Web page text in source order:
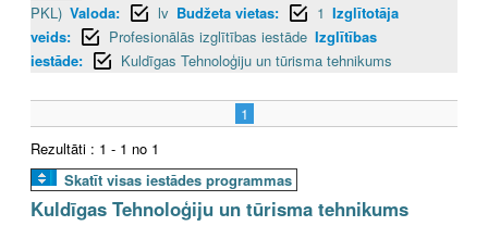
PKL) Valoda: lv Budžeta vietas: 1 Izglītotāja
veids:
Profesionālās izglītības iestāde Izglītības
iestāde:
Kuldīgas Tehnoloģiju un tūrisma tehnikums
1
Rezultāti : 1 - 1 no 1
Skatīt visas iestādes programmas
Kuldīgas Tehnoloģiju un tūrisma tehnikums